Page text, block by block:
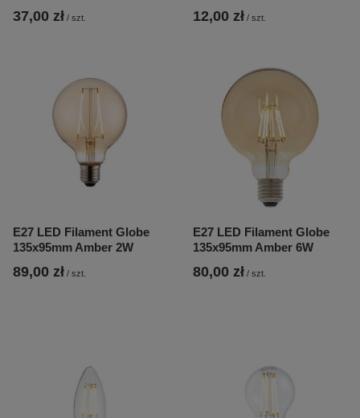
37,00 zł / szt. 12,00 zł / szt.
E27 LED Filament Globe
135x95mm Amber 2W
89,00 zł / szt.
E27 LED Filament Globe
135x95mm Amber 6W
80,00 zł / szt.